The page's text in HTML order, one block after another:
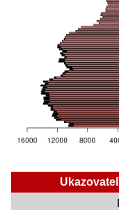
Ukazovateľ